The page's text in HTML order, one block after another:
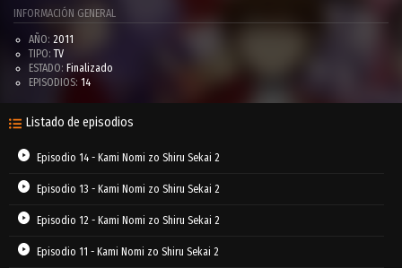
INFORMACIÓN GENERAL
AÑO: 2011
TIPO: TV
ESTADO: Finalizado
EPISODIOS: 14
Listado de episodios
Episodio 14 - Kami Nomi zo Shiru Sekai 2
Episodio 13 - Kami Nomi zo Shiru Sekai 2
Episodio 12 - Kami Nomi zo Shiru Sekai 2
Episodio 11 - Kami Nomi zo Shiru Sekai 2